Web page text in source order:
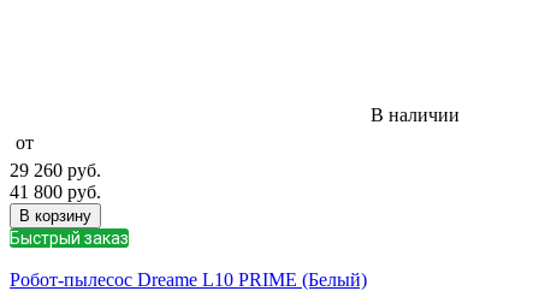
В наличии
от
29 260 руб.
41 800 руб.
В корзину
Быстрый заказ
Робот-пылесос Dreame L10 PRIME (Белый)